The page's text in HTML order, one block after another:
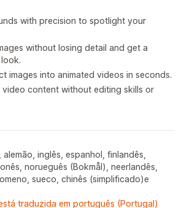
with precision to spotlight your
without losing detail and get a
images into animated videos in seconds.
video content without editing skills or
inglês, espanhol, finlandês,
norueguês (Bokmål), neerlandês,
sueco, chinês (simplificado)e
traduzida em português (Portugal)